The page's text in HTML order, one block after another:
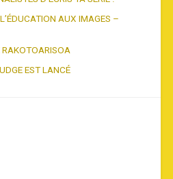
AUX IMAGES –
EST LANCÉ